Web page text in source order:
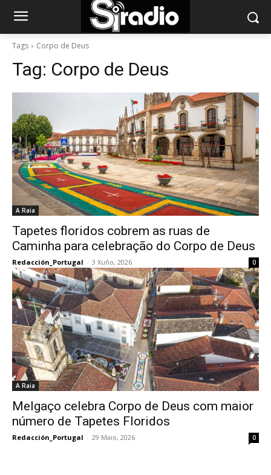
Tags Corpo de Deus
Tag: Corpo de Deus
A Raia
Tapetes floridos cobrem as ruas de
Caminha para celebração do Corpo de Deus
Redacción_Portugal - 3 Xuño, 2026 0
A Raia
Melgaço celebra Corpo de Deus com maior
número de Tapetes Floridos
Redacción_Portugal - 29 Maio, 2026 0